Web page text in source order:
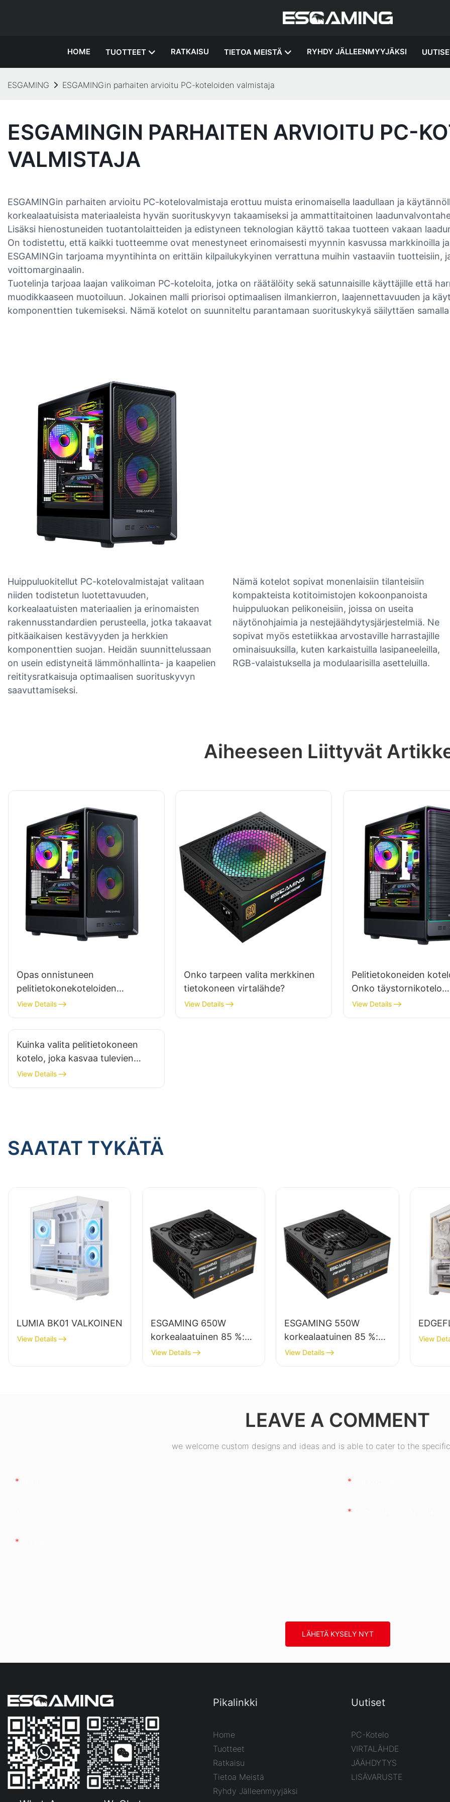
HOME TUOTTEET RATKAISU TIETOA MEISTÄ RYHDY JÄLLEENMYYJÄKSI
ESGAMING ESGAMINGin parhaiten arvioitu PC-koteloiden valmistaja
ESGAMINGIN PARHAITEN ARVIOITU PC-
VALMISTAJA
ESGAMINGin parhaiten arvioitu PC-kotelovalmistaja erottuu muista erinomaisella laadullaan ja
korkealaatuisista materiaaleista hyvän suorituskyvyn takaamiseksi ja ammattitaitoinen
Lisäksi hienostuneiden tuotantolaitteiden ja edistyneen teknologian käyttö takaa tuotteen vakaan
On todistettu, että kaikki tuotteemme ovat menestyneet erinomaisesti myynnin kasvussa markkinoilla
ESGAMINGin tarjoama myyntihinta on erittäin kilpailukykyinen verrattuna muihin vastaaviin tuotteisiin,
voittomarginaalin.
Tuotelinja tarjoaa laajan valikoiman PC-koteloita, jotka on räätälöity sekä satunnaisille käyttäjille että
muodikkaaseen muotoiluun. Jokainen malli priorisoi optimaalisen ilmankierron, laajennettavuuden ja
komponenttien tukemiseksi. Nämä kotelot on suunniteltu parantamaan suorituskykyä säilyttäen
Huippuluokitellut PC-kotelovalmistajat valitaan
niiden todistetun luotettavuuden,
korkealaatuisten materiaalien ja erinomaisten
rakennusstandardien perusteella, jotka takaavat
pitkäaikaisen kestävyyden ja herkkien
komponenttien suojan. Heidän suunnittelussaan
on usein edistyneitä lämmönhallinta- ja kaapelien
reititysratkaisuja optimaalisen suorituskyvyn
saavuttamiseksi.
Nämä kotelot sopivat monenlaisiin tilanteisiin
kompakteista kotitoimistojen kokoonpanoista
huippuluokan pelikoneisiin, joissa on useita
näytönohjaimia ja nestejäähdytysjärjestelmiä. Ne
sopivat myös estetiikkaa arvostaville harrastajille
ominaisuuksilla, kuten karkaistuilla lasipaneeleilla,
RGB-valaistuksella ja modulaarisilla asetteluilla.
Aiheeseen Liittyvät
Opas onnistuneen
pelitietokonekoteloiden
lanseeraustilaisuuden
järjestämiseen
View Details
Onko tarpeen valita merkkinen
tietokoneen virtalähde?
View Details
Pelitietokoneiden
Onko täystornikotelo
välttämätön
View Details
Kuinka valita pelitietokoneen
kotelo, joka kasvaa tulevien
päivitysten myötä?
View Details
SAATAT TYKÄTÄ
LUMIA BK01 VALKOINEN
View Details
ESGAMING 650W
korkealaatuinen 85 %:n
hyötysuhteella
varustettu
View Details
ESGAMING 550W
korkealaatuinen 85 %:n
hyötysuhde 80+ pronssi
pöytätietokoneiden
View Details
View
LEAVE A COMMENT
we welcome custom designs and ideas and is able to cater to the
LÄHETÄ KYSELY NYT
Pikalinkki
Home
Tuotteet
Ratkaisu
Tietoa Meistä
Ryhdy Jälleenmyyjäksi
Uutiset
PC-Kotelo
VIRTALÄHDE
JÄÄHDYTYS
LISÄVARUSTE